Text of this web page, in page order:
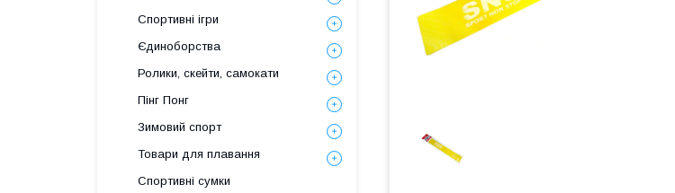
Спортивні ігри
Єдиноборства
Ролики, скейти, самокати
Пінг Понг
Зимовий спорт
Товари для плавання
Спортивні сумки